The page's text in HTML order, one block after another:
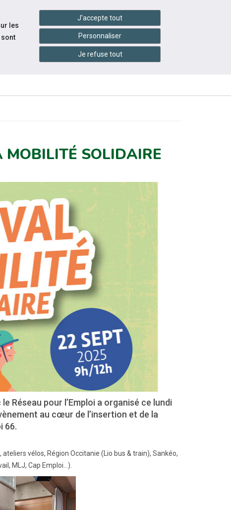
Accessibilité handshake Services en ligne
INFOS
PRATIQUES
ÉVÉNEMENTS
MOBILITÉ SOLIDAIRE
Réseau pour l’Emploi a organisé ce lundi
au cœur de l’insertion et de la
66.
vélos, Région Occitanie (Lio bus & train), Sankéo,
MLJ, Cap Emploi…).
les
sont
J'accepte tout
Personnaliser
Je refuse tout